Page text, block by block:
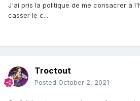
J'ai pris la politique de me consacrer à
casser le c...
Troctout
Posted October 2, 2021